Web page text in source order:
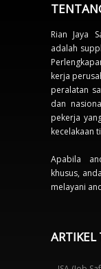
Rian Jaya
adalah
kerja
peralatan
dan
pekerja
kecelakaan
Apabila
khusus,
melayani
ARTIKEL